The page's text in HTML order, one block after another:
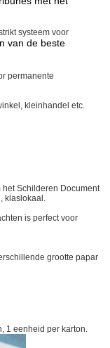
systeem voor
van de beste
permanente
kleinhandel etc.
het Schilderen Document
klaslokaal.
is perfect voor
grootte papar
1 eenheid per karton.